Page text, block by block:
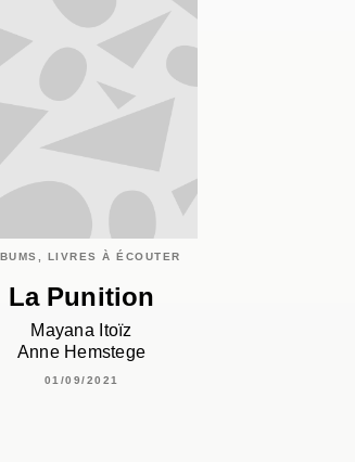
LIVRES À ÉCOUTER
La Punition
Mayana Itoïz
Anne Hemstege
01/09/2021